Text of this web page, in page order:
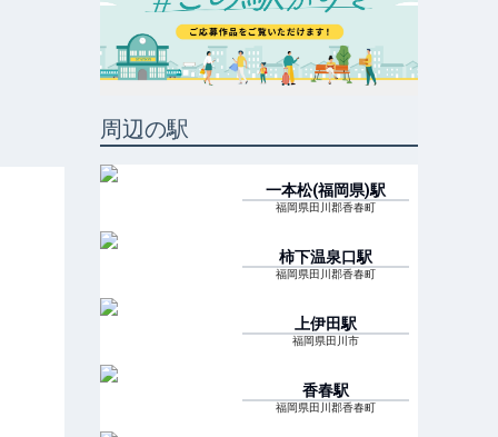
周辺の駅
一本松(福岡県)駅
福岡県田川郡香春町
柿下温泉口駅
福岡県田川郡香春町
上伊田駅
福岡県田川市
香春駅
福岡県田川郡香春町